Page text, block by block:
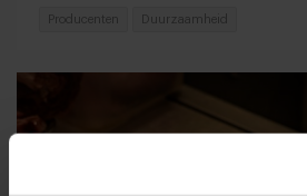
Producenten Duurzaamheid